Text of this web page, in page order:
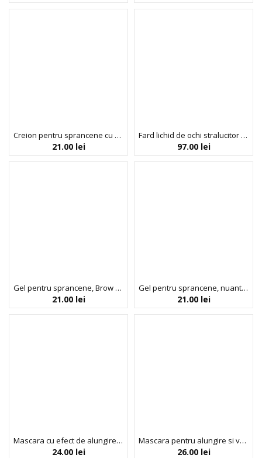
Creion pentru sprancene cu periuta, Brow Craft, nuanta Dark Brown, Colour Spell by Profusion, 0.07 g
21.00 lei
Fard lichid de ochi stralucitor Gloweye – LILIAC TAUPE 06, Blondesister, 2,5 ml
97.00 lei
Gel pentru sprancene, Brow Craft, nuanta Clear, Colour Spell by Profusion, 3.5 ml
21.00 lei
Gel pentru sprancene, nuanta Dark Brown, Colour Spell by Profusion, 3.5 ml
21.00 lei
Mascara cu efect de alungire a genelor, Lash Element, Colour Spell by Profusion, 10 g
24.00 lei
Mascara pentru alungire si volum, Dream Big, nuanta Intense Black, Profusion Cosmetics, 9 ml
26.00 lei